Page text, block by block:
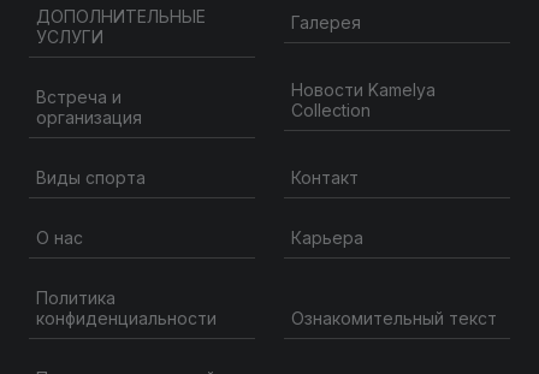
ДОПОЛНИТЕЛЬНЫЕ
УСЛУГИ
Встреча и
организация
Виды спорта
Галерея
Новости Kamelya
Collection
Контакт
О нас
Политика
конфиденциальности
Карьера
Ознакомительный текст